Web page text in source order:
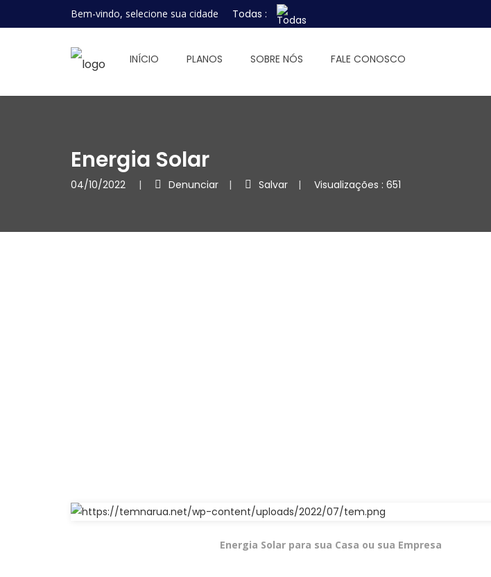
Bem-vindo, selecione sua cidade Todas :
INÍCIO PLANOS SOBRE NÓS FALE CONOSCO
Energia Solar
04/10/2022 Denunciar Salvar Visualizações : 651
Energia Solar para sua Casa ou sua Empresa